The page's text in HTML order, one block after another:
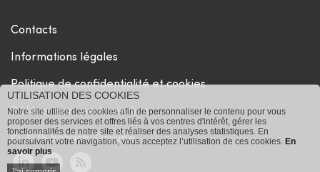
Contacts
Informations légales
Politique de confidentialité et cookies
Référencer une formation
© 2026 Batiactu Groupe
UTILISATION DES COOKIES
Notre site utilise des cookies afin de personnaliser le contenu pour vous
proposer des services et offres liés à vos centres d'intérêt, gérer les
fonctionnalités de notre site et réaliser des analyses statistiques. En
poursuivant votre navigation, vous acceptez l’utilisation de ces cookies. En
savoir plus